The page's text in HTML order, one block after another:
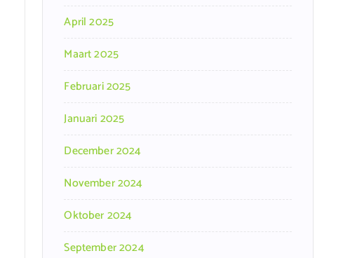
April 2025
Maart 2025
Februari 2025
Januari 2025
December 2024
November 2024
Oktober 2024
September 2024